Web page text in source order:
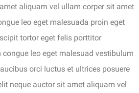
aliquam vel ullam corper sit amet
leo eget malesuada proin eget
tortor eget felis porttitor
leo eget malesuad vestibulum
orci luctus et ultrices posuere
neque auctor sit amet aliquam vel